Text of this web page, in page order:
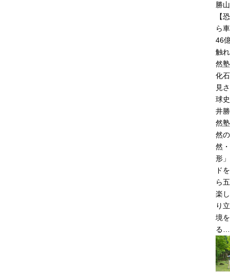
勝
【
ら
46
触
然
化
見
球
井
然
然
然
形
ド
ら
楽
り
境
る…